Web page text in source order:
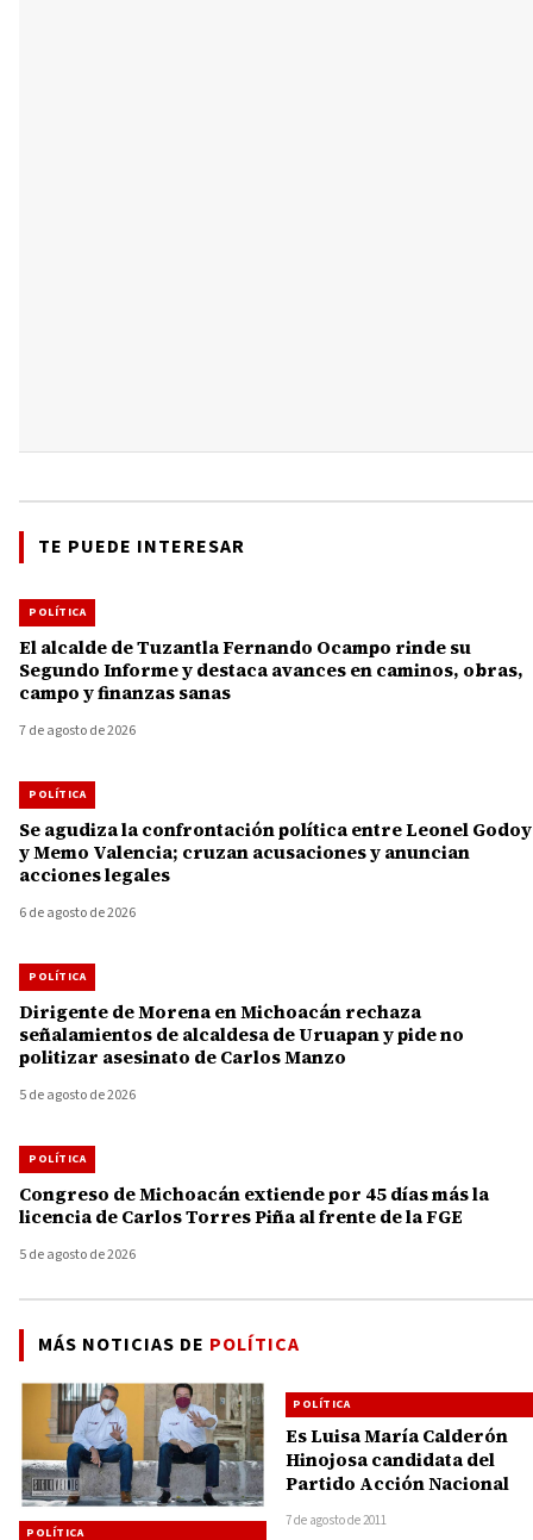
TE PUEDE INTERESAR
POLÍTICA
El alcalde de Tuzantla Fernando Ocampo rinde su
Segundo Informe y destaca avances en caminos, obras,
campo y finanzas sanas
7 de agosto de 2026
POLÍTICA
Se agudiza la confrontación política entre Leonel Godoy
y Memo Valencia; cruzan acusaciones y anuncian
acciones legales
6 de agosto de 2026
POLÍTICA
Dirigente de Morena en Michoacán rechaza
señalamientos de alcaldesa de Uruapan y pide no
politizar asesinato de Carlos Manzo
5 de agosto de 2026
POLÍTICA
Congreso de Michoacán extiende por 45 días más la
licencia de Carlos Torres Piña al frente de la FGE
5 de agosto de 2026
MÁS NOTICIAS DE POLÍTICA
POLÍTICA
POLÍTICA
Es Luisa María Calderón
Hinojosa candidata del
Partido Acción Nacional
7 de agosto de 2011